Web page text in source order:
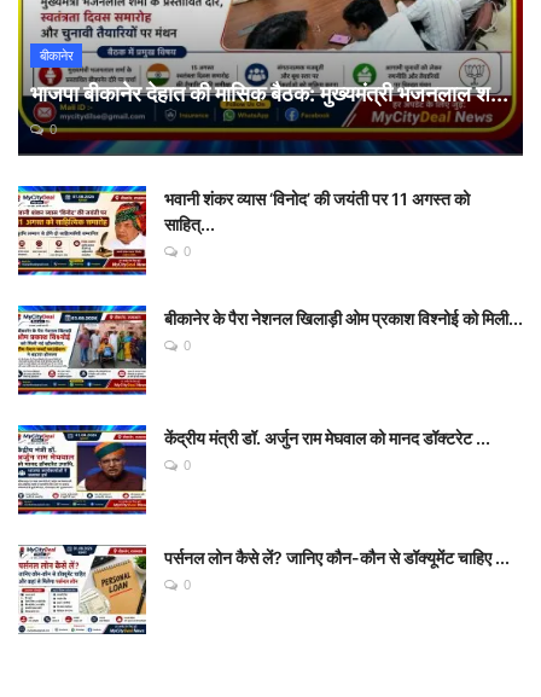
बीकानेर
भाजपा बीकानेर देहात की मासिक बैठक: मुख्यमंत्री भजनलाल श...
0
भवानी शंकर व्यास ‘विनोद’ की जयंती पर 11 अगस्त को
साहित्...
0
बीकानेर के पैरा नेशनल खिलाड़ी ओम प्रकाश विश्नोई को मिली...
0
केंद्रीय मंत्री डॉ. अर्जुन राम मेघवाल को मानद डॉक्टरेट ...
0
पर्सनल लोन कैसे लें? जानिए कौन-कौन से डॉक्यूमेंट चाहिए ...
0